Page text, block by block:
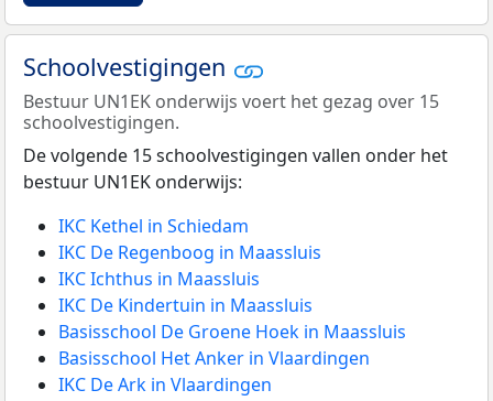
Schoolvestigingen
Bestuur UN1EK onderwijs voert het gezag over 15
schoolvestigingen.
De volgende 15 schoolvestigingen vallen onder het
bestuur UN1EK onderwijs:
IKC Kethel in Schiedam
IKC De Regenboog in Maassluis
IKC Ichthus in Maassluis
IKC De Kindertuin in Maassluis
Basisschool De Groene Hoek in Maassluis
Basisschool Het Anker in Vlaardingen
IKC De Ark in Vlaardingen